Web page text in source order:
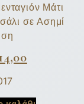
Μάτι
σε Ασημί